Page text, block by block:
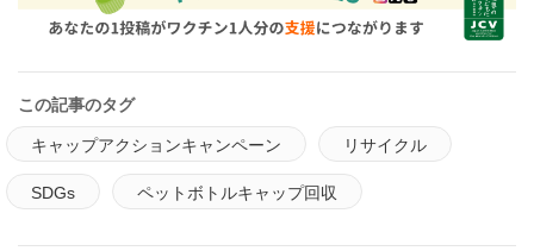
この記事のタグ
キャップアクションキャンペーン リサイクル
SDGs ペットボトルキャップ回収